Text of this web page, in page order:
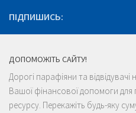
ПІДПИШИСЬ:
ДОПОМОЖІТЬ САЙТУ!
Дорогі парафіяни та
Вашої фінансової допомоги
ресурсу. Перекажіть будь-яку